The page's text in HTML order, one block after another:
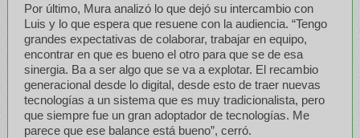
Por último, Mura analizó lo que dejó su intercambio con
Luis y lo que espera que resuene con la audiencia. “Tengo
grandes expectativas de colaborar, trabajar en equipo,
encontrar en que es bueno el otro para que se de esa
sinergia. Ba a ser algo que se va a explotar. El recambio
generacional desde lo digital, desde esto de traer nuevas
tecnologías a un sistema que es muy tradicionalista, pero
que siempre fue un gran adoptador de tecnologías. Me
parece que ese balance está bueno”, cerró.